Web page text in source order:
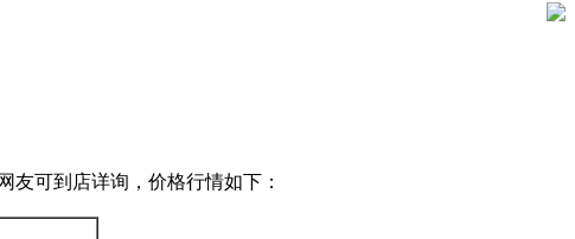
友可到店详询，价格行情如下：